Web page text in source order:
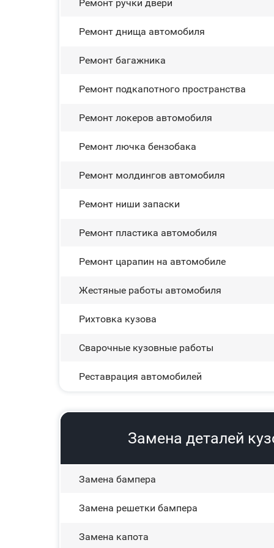
Ремонт ручки двери
Ремонт днища автомобиля
Ремонт багажника
Ремонт подкапотного пространства
Ремонт лoĸepoв автомобиля
Ремонт лючка бензобака
Ремонт молдингов автомобиля
Ремонт ниши запаски
Ремонт пластика автомобиля
Ремонт царапин на автомобиле
Жестяные работы автомобиля
Рихтовка кузова
Сварочные кузовные работы
Реставрация автомобилей
Замена деталей
Замена бампера
Замена решетки бампера
Замена капота